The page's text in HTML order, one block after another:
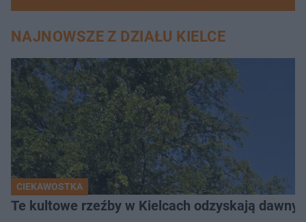
NAJNOWSZE Z DZIAŁU KIELCE
CIEKAWOSTKA
Te kultowe rzeźby w Kielcach odzyskają dawny